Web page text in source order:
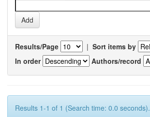
Results/Page | Sort items by
In order
Authors/record
Results 1-1 of 1 (Search time: 0.0 seconds).